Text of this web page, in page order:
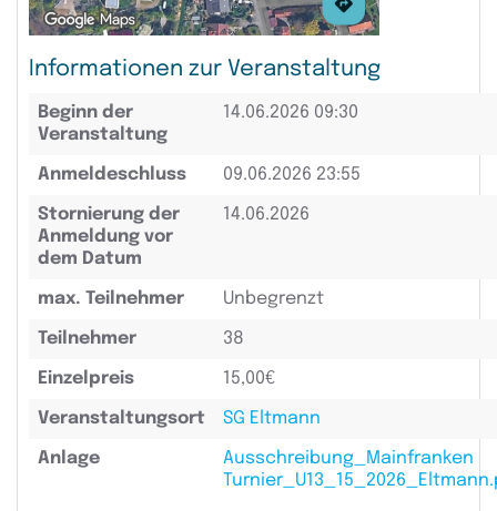
Informationen zur Veranstaltung
Beginn der
Veranstaltung
14.06.2026 09:30
Anmeldeschluss 09.06.2026 23:55
Stornierung der
Anmeldung vor
dem Datum
14.06.2026
max. Teilnehmer Unbegrenzt
Teilnehmer 38
Einzelpreis 15,00€
Veranstaltungsort SG Eltmann
Anlage
Ausschreibung_Mainfranken